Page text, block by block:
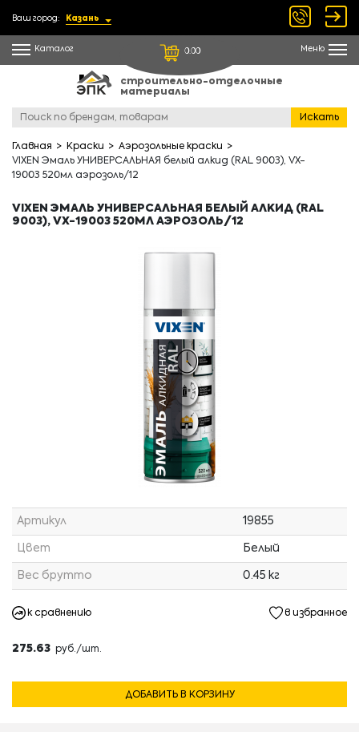
Ваш город: Казань
Каталог 0.00 Меню
строительно-отделочные
материалы
Искать
Главная Краски
Аэрозольные краски
VIXEN Эмаль УНИВЕРСАЛЬНАЯ белый алкид (RAL 9003), VX-
19003 520мл аэрозоль/12
VIXEN ЭМАЛЬ УНИВЕРСАЛЬНАЯ БЕЛЫЙ АЛКИД (RAL
9003), VX-19003 520МЛ АЭРОЗОЛЬ/12
Артикул 19855
Цвет Белый
Вес брутто 0.45 кг
к сравнению в избранное
275.63 руб./шт.
ДОБАВИТЬ В КОРЗИНУ